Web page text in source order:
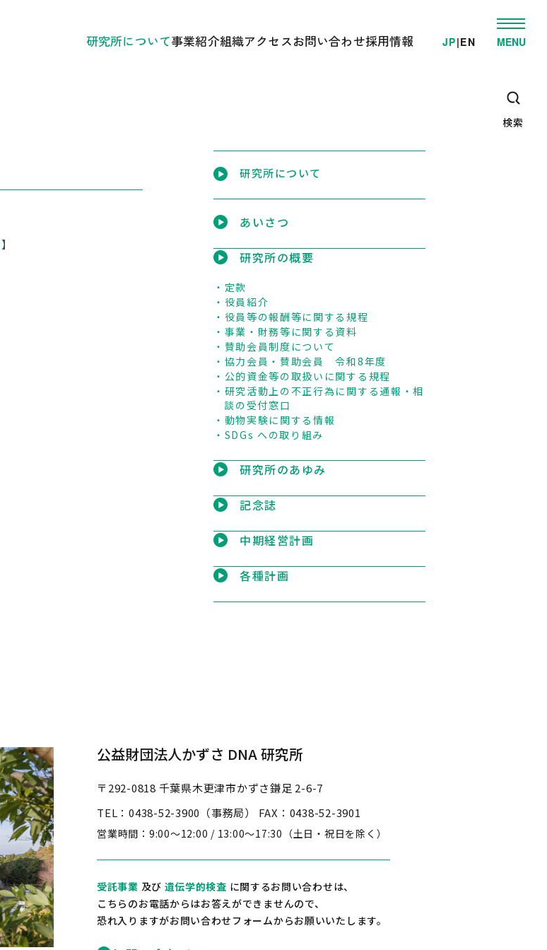
研究所について事業紹介組織
DNAリサーチ出版局
アクセスお問い合わせ採用情報 JP|EN MENU
検索
】
研究所について
あいさつ
研究所の概要
定款
役員紹介
役員等の報酬等に関する規程
事業・財務等に関する資料
賛助会員制度について
協力会員・賛助会員 令和8年度
公的資金等の取扱いに関する規程
研究活動上の不正行為に関する通報・相
談の受付窓口
動物実験に関する情報
SDGs への取り組み
研究所のあゆみ
記念誌
中期経営計画
各種計画
公益財団法人かずさ DNA 研究所
〒292-0818 千葉県木更津市かずさ鎌足 2-6-7
TEL：0438-52-3900（事務局） FAX：0438-52-3901
営業時間： 9:00～12:00 / 13:00～17:30 （土日・祝日を除く）
受託事業 及び 遺伝学的検査 に関するお問い合わせは、
こちらのお電話からはお答えができませんので、
恐れ入りますがお問い合わせフォームからお願いいたします。